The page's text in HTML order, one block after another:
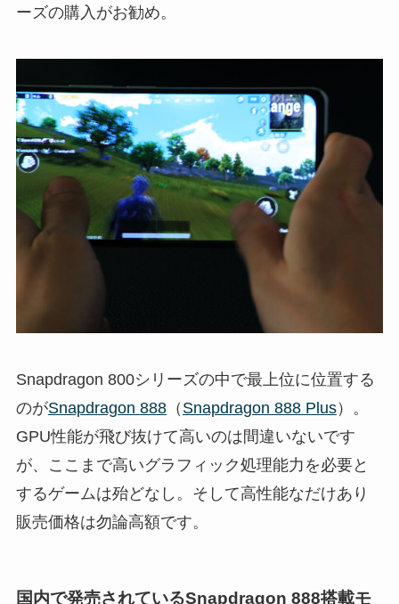
ーズの購入がお勧め。
Snapdragon 800シリーズの中で最上位に位置する
のがSnapdragon 888（ Snapdragon 888 Plus）。
GPU性能が飛び抜けて高いのは間違いないです
が、ここまで高いグラフィック処理能力を必要と
するゲームは殆どなし。そして高性能なだけあり
販売価格は勿論高額です。
国内で発売されているSnapdragon 888搭載モ